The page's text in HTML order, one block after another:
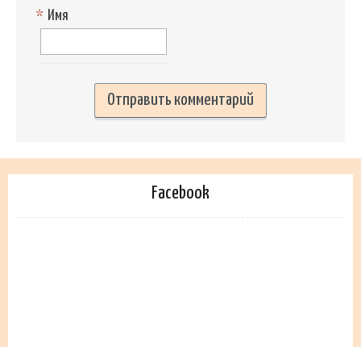
Имя
*
Facebook